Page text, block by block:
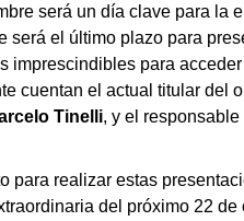
será un día clave para la
será el último plazo para
imprescindibles para
cuentan el actual titular del
Tinelli, y el
para realizar estas
del próximo 22 de